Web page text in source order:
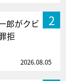
2
郎がクビ
拒
2026.08.05